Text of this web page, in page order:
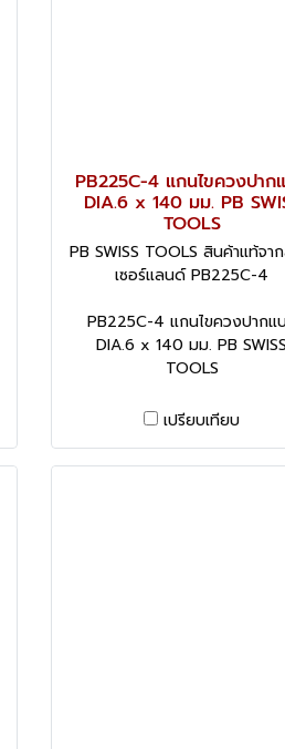
PB225C-4 แกนไขควงปาก
DIA.6 x 140 มม. PB
TOOLS
PB SWISS TOOLS สินค้าแท้จา
เซอร์แลนด์ PB225C-4
PB225C-4 แกนไขควงปากแ
DIA.6 x 140 มม. PB SWISS
TOOLS
เปรียบเทียบ